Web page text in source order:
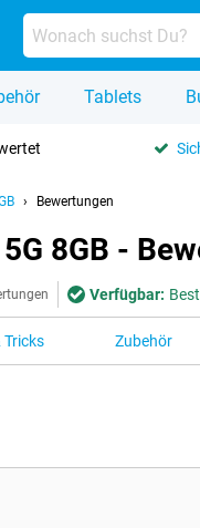
Tablets
Bewertungen
8GB -
Verfügbar:
Tricks Zubehör